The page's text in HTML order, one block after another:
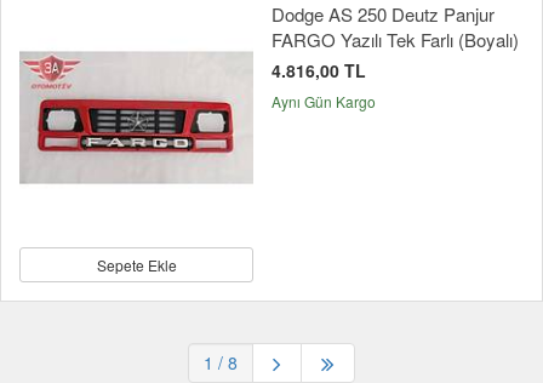
Sepete Ekle
Dodge AS 250 Deutz Panjur
FARGO Yazılı Tek Farlı (Boyalı)
4.816,00 TL
Aynı Gün Kargo
1 / 8